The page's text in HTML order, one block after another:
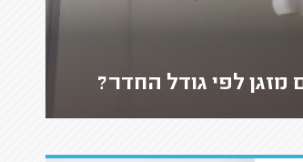
מזגן לפי גודל החדר?